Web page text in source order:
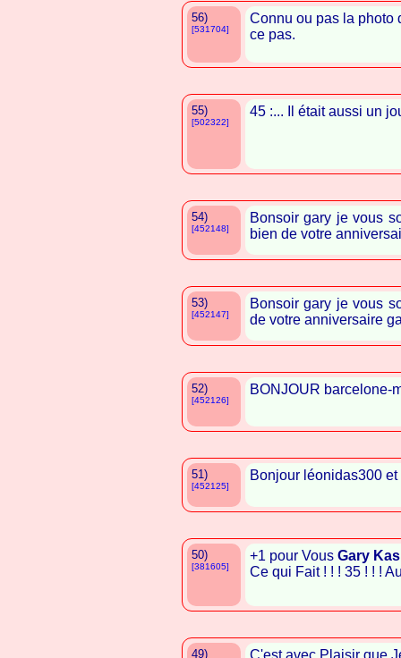
56)
[531704]
Connu ou pas la photo
ce pas.
55)
[502322]
45 :... Il était aussi un
54)
[452148]
Bonsoir gary je vous
bien de votre
53)
[452147]
Bonsoir gary je vous
de votre anniversaire
52)
[452126]
BONJOUR barcelone-
51)
[452125]
Bonjour léonidas300
50)
[381605]
+1 pour Vous Gary
Ce qui Fait ! ! ! 35 ! ! !
49) C'est avec Plaisir que